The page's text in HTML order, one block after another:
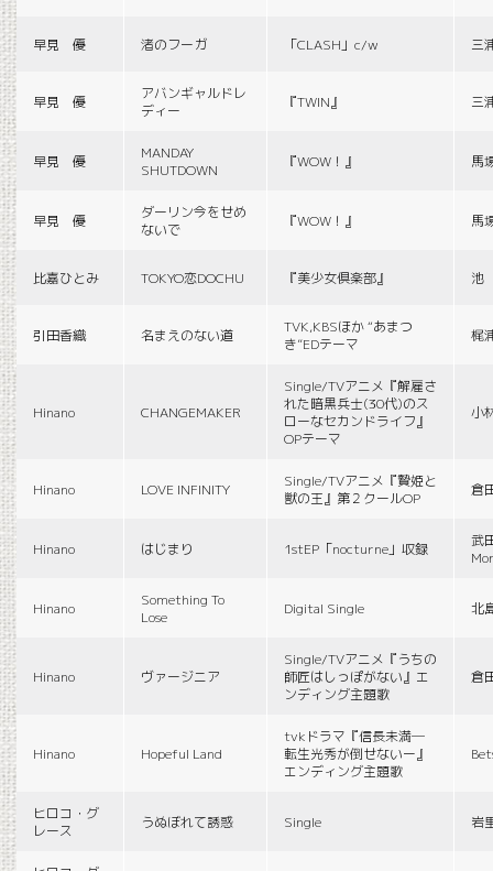
早見 優 渚のフーガ 「CLASH」c/w 三
早見 優
アバンギャルドレ
ディー
『TWIN』 三
早見 優
MANDAY
SHUTDOWN
『WOW！』 馬
早見 優
ダーリン今をせめ
ないで
『WOW！』 馬
比嘉ひとみ TOKYO恋DOCHU 『美少女倶楽部』 池
引田香織 名まえのない道
TVK,KBSほか “あまつ
き”EDテーマ
梶
Hinano CHANGEMAKER
Single/TVアニメ『解雇さ
れた暗黒兵士(30代)のス
ローなセカンドライフ』
OPテーマ
小
Hinano LOVE INFINITY
Single/TVアニメ『贄姫と
獣の王』第２クールOP
倉
Hinano はじまり 1stEP「nocturne」収録
武
Hinano
Something To
Lose
Digital Single 北
Hinano ヴァージニア
Single/TVアニメ『うちの
師匠はしっぽがない』エ
ンディング主題歌
倉
Hinano Hopeful Land
tvkドラマ『信長未満―
転生光秀が倒せないー』
エンディング主題歌
ヒロコ・グ
レース
うぬぼれて誘惑 Single 岩